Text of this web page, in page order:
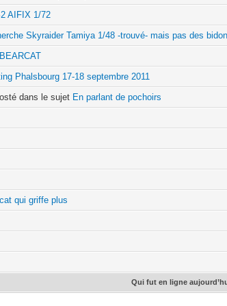
AIFIX 1/72
Skyraider Tamiya 1/48 -trouvé- mais pas des
Phalsbourg 17-18 septembre 2011
dans le sujet En parlant de pochoirs
qui griffe plus
Qui fut en ligne